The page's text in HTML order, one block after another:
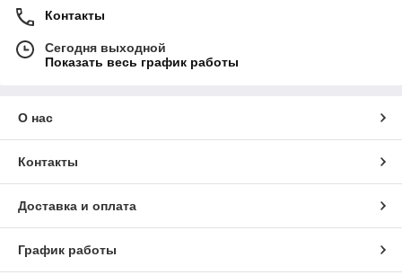
Контакты
Сегодня выходной
Показать весь график работы
О нас
Контакты
Доставка и оплата
График работы